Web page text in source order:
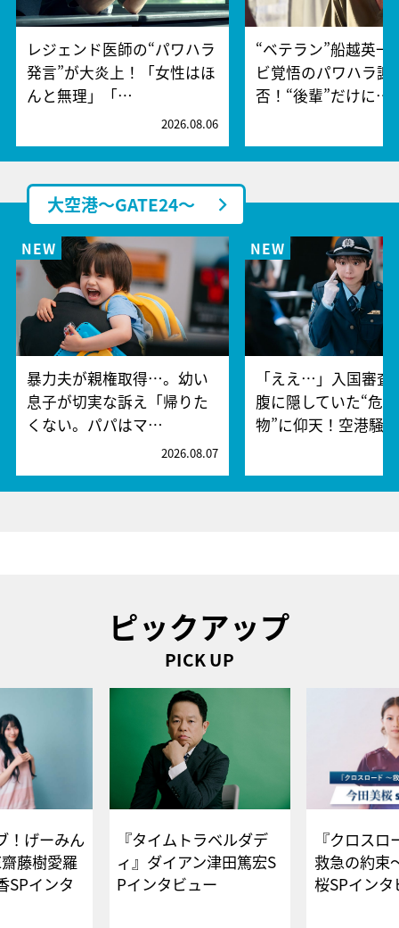
レジェンド医師の“パワハラ
発言”が大炎上！「女性はほ
んと無理」「…
2026.08.06
“ベテラン”船越英一
ビ覚悟のパワハラ謝
否！“後輩”だけに…
大空港～GATE24～
暴力夫が親権取得…。幼い
息子が切実な訴え「帰りた
くない。パパはマ…
2026.08.07
「ええ…」入国審査
腹に隠していた“危
物”に仰天！空港騒
ピックアップ
PICK UP
！げーみん
藤樹愛羅
SPインタ
『タイムトラベルダデ
ィ』ダイアン津田篤宏S
Pインタビュー
『クロス
救急の約束
桜SPイ